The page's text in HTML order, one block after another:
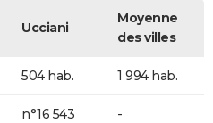
Ucciani
Moyenne
des villes
504 hab. 1 994 hab.
n°16 543 -